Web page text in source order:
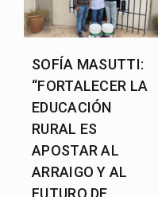
SOFÍA MASUTTI:
“FORTALECER LA
EDUCACIÓN
RURAL ES
APOSTAR AL
ARRAIGO Y AL
FUTURO DE